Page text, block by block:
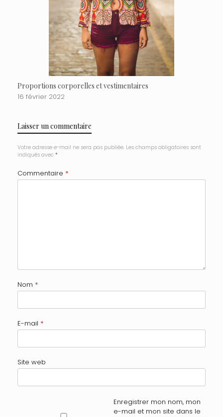
Proportions corporelles et vestimentaires
16 février 2022
Laisser un commentaire
Votre adresse e-mail ne sera pas publiée. Les champs obligatoires sont
indiqués avec *
Commentaire *
Nom *
E-mail *
Site web
Enregistrer mon nom, mon
e-mail et mon site dans le